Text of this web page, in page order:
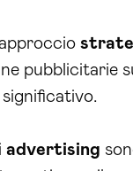
pubblicitarie
significativo.
advertising